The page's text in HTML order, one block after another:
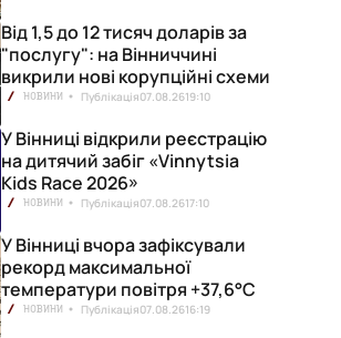
Від 1,5 до 12 тисяч доларів за
"послугу": на Вінниччині
викрили нові корупційні схеми
НОВИНИ Публікація07.08.2619:10
У Вінниці відкрили реєстрацію
на дитячий забіг «Vinnytsia
Kids Race 2026»
НОВИНИ Публікація07.08.2617:10
У Вінниці вчора зафіксували
рекорд максимальної
температури повітря +37,6°С
НОВИНИ Публікація07.08.2616:19